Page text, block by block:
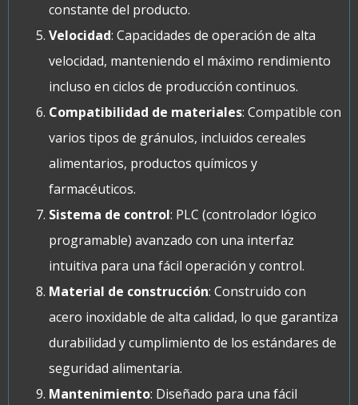
constante del producto.
Velocidad: Capacidades de operación de alta
velocidad, manteniendo el máximo rendimiento
incluso en ciclos de producción continuos.
Compatibilidad de materiales: Compatible con
varios tipos de gránulos, incluidos cereales
alimentarios, productos químicos y
farmacéuticos.
Sistema de control: PLC (controlador lógico
programable) avanzado con una interfaz
intuitiva para una fácil operación y control.
Material de construcción: Construido con
acero inoxidable de alta calidad, lo que garantiza
durabilidad y cumplimiento de los estándares de
seguridad alimentaria.
Mantenimiento: Diseñado para una fácil